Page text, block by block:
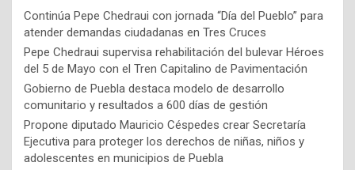
Continúa Pepe Chedraui con jornada “Día del Pueblo” para
atender demandas ciudadanas en Tres Cruces
Pepe Chedraui supervisa rehabilitación del bulevar Héroes
del 5 de Mayo con el Tren Capitalino de Pavimentación
Gobierno de Puebla destaca modelo de desarrollo
comunitario y resultados a 600 días de gestión
Propone diputado Mauricio Céspedes crear Secretaría
Ejecutiva para proteger los derechos de niñas, niños y
adolescentes en municipios de Puebla